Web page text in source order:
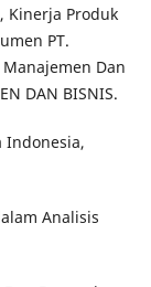
Kinerja Produk
PT.
Dan
DAN BISNIS.
Indonesia,
Analisis